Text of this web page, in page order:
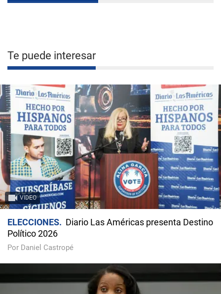
Te puede interesar
VIDEO
ELECCIONES
Diario Las Américas presenta Destino
Político 2026
Por Daniel Castropé